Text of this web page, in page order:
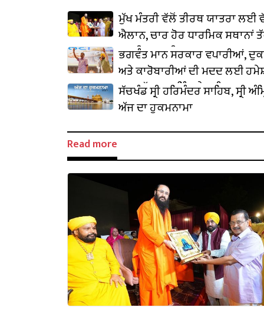
ਮੁੱਖ ਮੰਤਰੀ ਵੱਲੋਂ ਤੀਰਥ ਯਾਤਰਾ ਲਈ
ਐਲਾਨ, ਚਾਰ ਹੋਰ ਧਾਰਮਿਕ ਸਥਾਨਾਂ
ਵਧਾਇਆ ਦਾਇਰਾ
ਭਗਵੰਤ ਮਾਨ ਸਰਕਾਰ ਵਪਾਰੀਆਂ,
ਅਤੇ ਕਾਰੋਬਾਰੀਆਂ ਦੀ ਮਦਦ ਲਈ
ਵਚਨਬੱਧ : ਅਰਵਿੰਦ ਕੇਜਰੀਵਾਲ
ਸੱਚਖੰਡ ਸ੍ਰੀ ਹਰਿਮੰਦਰ ਸਾਹਿਬ, ਸ੍ਰੀ
ਅੱਜ ਦਾ ਹੁਕਮਨਾਮਾ
Read more